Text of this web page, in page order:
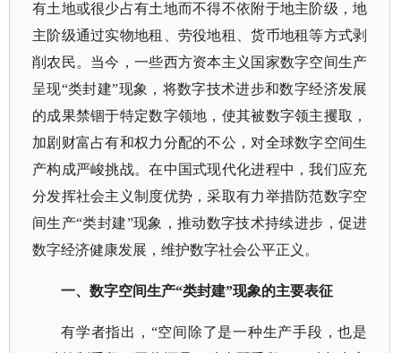
有土地或很少占有土地而不得不依附于地主阶级，地
主阶级通过实物地租、劳役地租、货币地租等方式剥
削农民。当今，一些西方资本主义国家数字空间生产
呈现“类封建”现象，将数字技术进步和数字经济发展
的成果禁锢于特定数字领地，使其被数字领主攫取，
加剧财富占有和权力分配的不公，对全球数字空间生
产构成严峻挑战。在中国式现代化进程中，我们应充
分发挥社会主义制度优势，采取有力举措防范数字空
间生产“类封建”现象，推动数字技术持续进步，促进
数字经济健康发展，维护数字社会公平正义。
一、数字空间生产“类封建”现象的主要表征
有学者指出， “空间除了是一种生产手段，也是